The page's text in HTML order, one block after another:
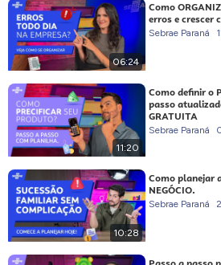
06:24
Como
erros e crescer
Sebrae Paraná
11:20
Como definir o
passo
GRATUITA
Sebrae Paraná
10:28
Como planejar
NEGÓCIO.
Sebrae Paraná